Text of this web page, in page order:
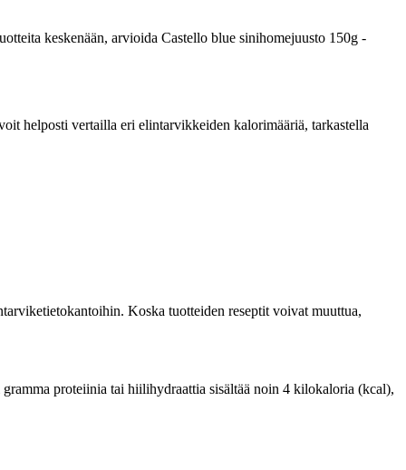
keskenään, arvioida Castello blue sinihomejuusto 150g -
helposti vertailla eri elintarvikkeiden kalorimääriä, tarkastella
Koska tuotteiden reseptit voivat muuttua,
proteiinia tai hiilihydraattia sisältää noin 4 kilokaloria (kcal),